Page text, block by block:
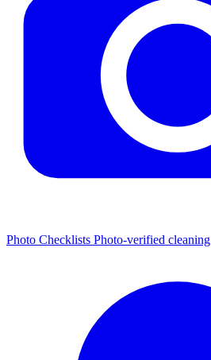
Photo Checklists Photo-verified cleaning